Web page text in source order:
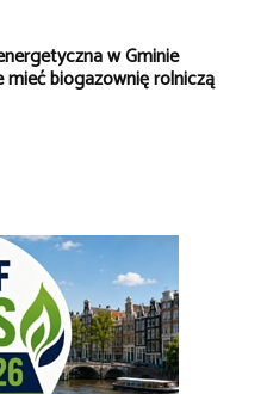
w Gminie
mieć biogazownię rolniczą